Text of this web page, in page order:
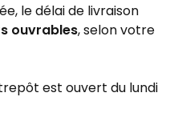
le délai de livraison
ouvrables, selon votre
est ouvert du lundi